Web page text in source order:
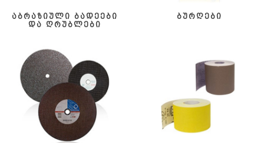
აბრაზიული ბადეები
და ღრუბლები
ბურღები